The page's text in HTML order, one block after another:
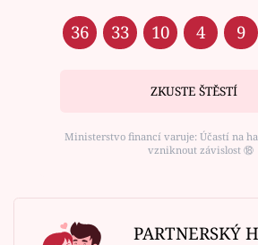
36 33 10 4 9
ZKUSTE ŠTĚSTÍ
Ministerstvo financí varuje: Účastí na
vzniknout závislost ⑱
PARTNERSKÝ